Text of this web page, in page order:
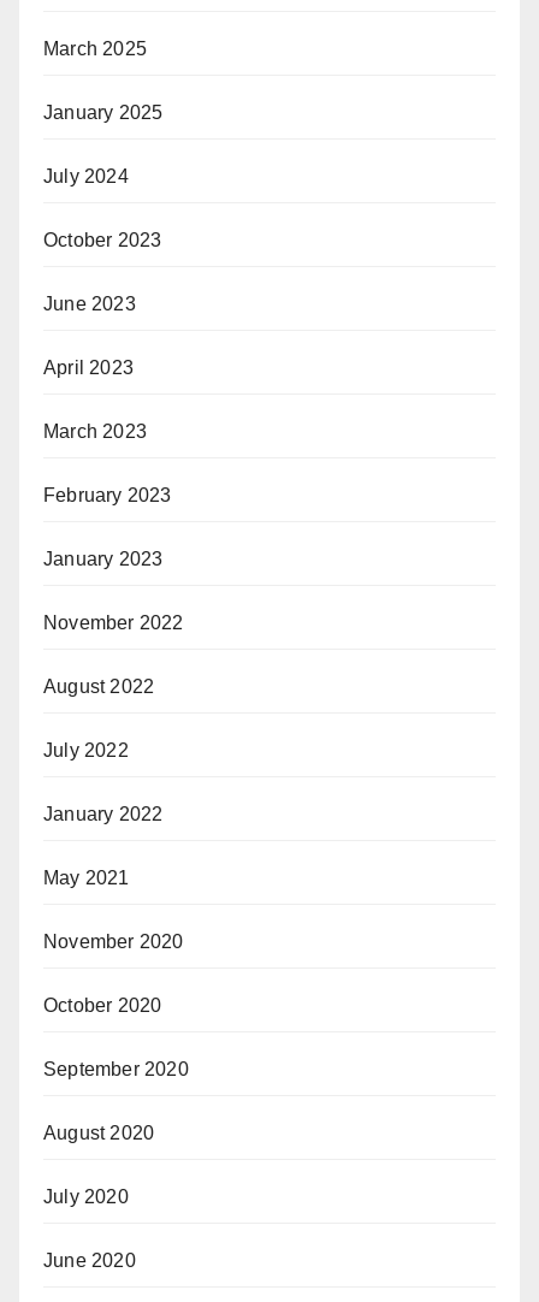
March 2025
January 2025
July 2024
October 2023
June 2023
April 2023
March 2023
February 2023
January 2023
November 2022
August 2022
July 2022
January 2022
May 2021
November 2020
October 2020
September 2020
August 2020
July 2020
June 2020